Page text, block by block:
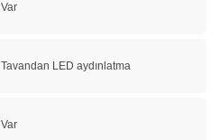
Var
Tavandan LED aydınlatma
Var